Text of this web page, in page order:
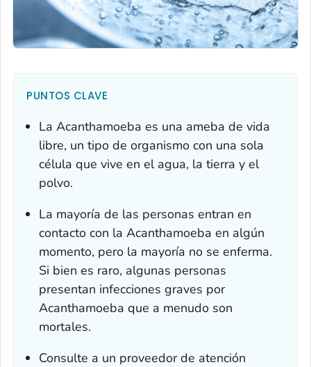
PUNTOS CLAVE
La Acanthamoeba es una ameba de vida
libre, un tipo de organismo con una sola
célula que vive en el agua, la tierra y el
polvo.
La mayoría de las personas entran en
contacto con la Acanthamoeba en algún
momento, pero la mayoría no se enferma.
Si bien es raro, algunas personas
presentan infecciones graves por
Acanthamoeba que a menudo son
mortales.
Consulte a un proveedor de atención